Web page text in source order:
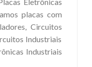
placas com
Circuitos
Industriais
Industriais